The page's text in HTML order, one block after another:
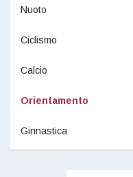
Nuoto
Ciclismo
Calcio
Orientamento
Ginnastica